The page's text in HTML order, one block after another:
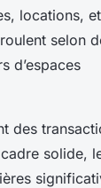
locations, et
selon
d’espaces
des
solide,